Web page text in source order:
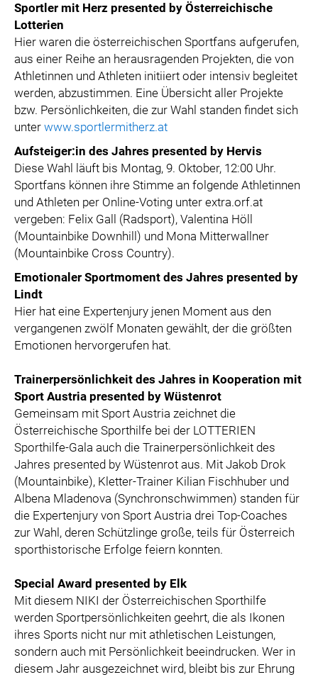
Sportler mit Herz presented by Österreichische
Lotterien
Hier waren die österreichischen Sportfans aufgerufen,
aus einer Reihe an herausragenden Projekten, die von
Athletinnen und Athleten initiiert oder intensiv begleitet
werden, abzustimmen. Eine Übersicht aller Projekte
bzw. Persönlichkeiten, die zur Wahl standen findet sich
unter www.sportlermitherz.at
Aufsteiger:in des Jahres presented by Hervis
Diese Wahl läuft bis Montag, 9. Oktober, 12:00 Uhr.
Sportfans können ihre Stimme an folgende Athletinnen
und Athleten per Online-Voting unter extra.orf.at
vergeben: Felix Gall (Radsport), Valentina Höll
(Mountainbike Downhill) und Mona Mitterwallner
(Mountainbike Cross Country).
Emotionaler Sportmoment des Jahres presented by
Lindt
Hier hat eine Expertenjury jenen Moment aus den
vergangenen zwölf Monaten gewählt, der die größten
Emotionen hervorgerufen hat.
Trainerpersönlichkeit des Jahres in Kooperation mit
Sport Austria presented by Wüstenrot
Gemeinsam mit Sport Austria zeichnet die
Österreichische Sporthilfe bei der LOTTERIEN
Sporthilfe-Gala auch die Trainerpersönlichkeit des
Jahres presented by Wüstenrot aus. Mit Jakob Drok
(Mountainbike), Kletter-Trainer Kilian Fischhuber und
Albena Mladenova (Synchronschwimmen) standen für
die Expertenjury von Sport Austria drei Top-Coaches
zur Wahl, deren Schützlinge große, teils für Österreich
sporthistorische Erfolge feiern konnten.
Special Award presented by Elk
Mit diesem NIKI der Österreichischen Sporthilfe
werden Sportpersönlichkeiten geehrt, die als Ikonen
ihres Sports nicht nur mit athletischen Leistungen,
sondern auch mit Persönlichkeit beeindrucken. Wer in
diesem Jahr ausgezeichnet wird, bleibt bis zur Ehrung